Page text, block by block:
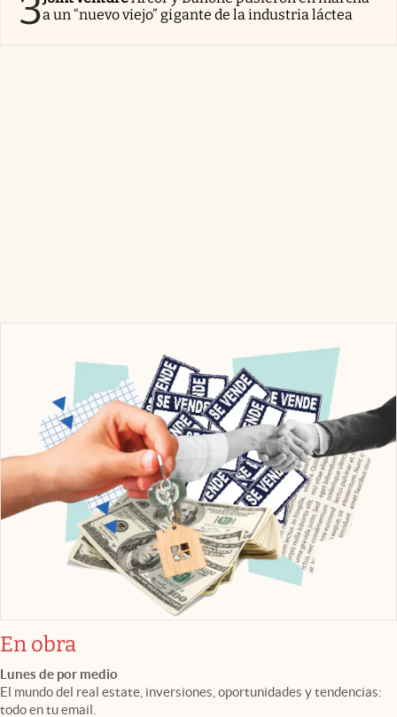
a un “nuevo viejo” gigante de la industria láctea
En obra
Lunes de por medio
El mundo del real estate, inversiones, oportunidades y tendencias:
todo en tu email.